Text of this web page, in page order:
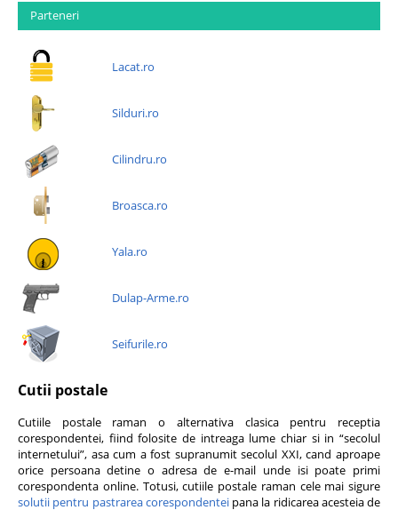
Parteneri
Lacat.ro
Silduri.ro
Cilindru.ro
Broasca.ro
Yala.ro
Dulap-Arme.ro
Seifurile.ro
Cutii postale
Cutiile postale raman o alternativa clasica pentru receptia
corespondentei, fiind folosite de intreaga lume chiar si in “secolul
internetului”, asa cum a fost supranumit secolul XXI, cand aproape
orice persoana detine o adresa de e-mail unde isi poate primi
corespondenta online. Totusi, cutiile postale raman cele mai sigure
solutii pentru pastrarea corespondenteipana la ridicarea acesteia de